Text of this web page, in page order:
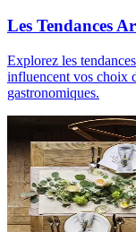
Les Tendances
Explorez les
influencent vos choix
gastronomiques.